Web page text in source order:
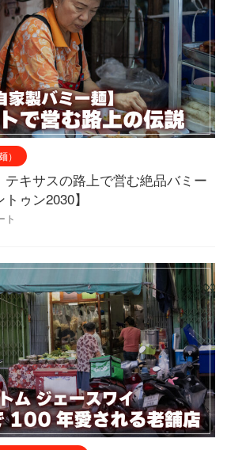
）
キサスの路上で営む絶品バミー
ゥン2030】
ト